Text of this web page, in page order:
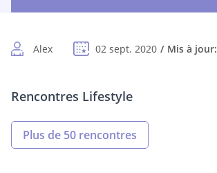
Alex 02 sept. 2020 Mis à jour:
Rencontres Lifestyle
Plus de 50 rencontres